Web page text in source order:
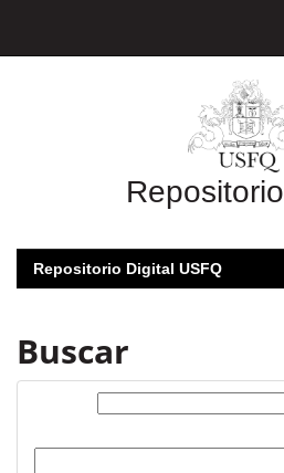
Repositorio
Repositorio Digital USFQ
Buscar